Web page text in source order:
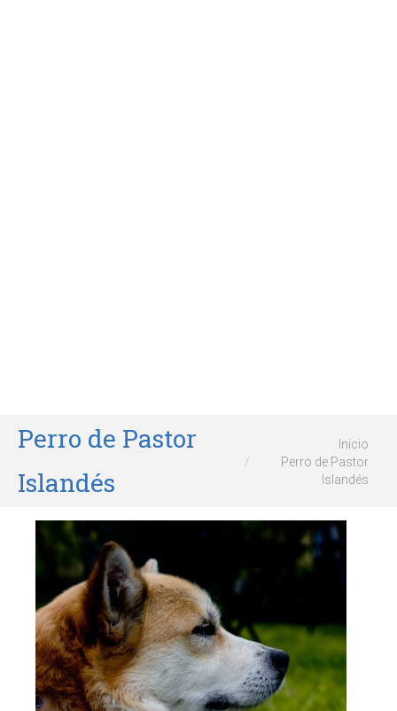
Perro de Pastor
Islandés
Inicio
Perro de Pastor
Islandés